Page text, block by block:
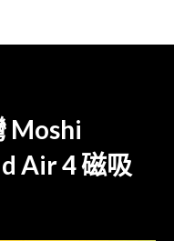
Moshi
Air 4 磁吸